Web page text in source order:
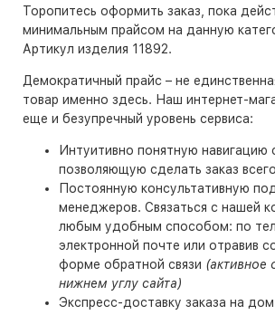
Торопитесь оформить заказ, пока
минимальным прайсом на данную
Артикул изделия 11892.
Демократичный прайс – не
товар именно здесь. Наш интернет-
еще и безупречный уровень сервиса:
Интуитивно понятную навигацию
позволяющую сделать заказ
Постоянную консультативную
менеджеров. Связаться с нашей
любым удобным способом: по
электронной почте или отравив
форме обратной связи (активное
нижнем углу сайта)
Экспресс-доставку заказа на